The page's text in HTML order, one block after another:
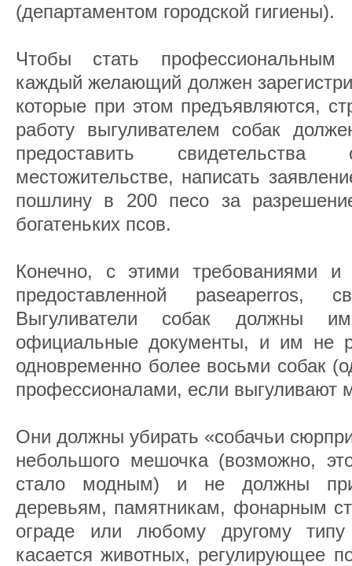
(департаментом городской гигиены).
Чтобы стать профессиональным
каждый желающий должен
которые при этом предъявляются,
работу выгуливателем собак
предоставить
местожительстве, написать
пошлину в 200 песо за
богатеньких псов.
Конечно, с этими требованиями и
предоставленной paseaperros,
Выгуливатели собак должны
официальные документы, и им не
одновременно более восьми собак
профессионалами, если выгуливают
Они должны убирать «собачьи
небольшого мешочка (возможно,
стало модным) и не должны
деревьям, памятникам, фонарным
ограде или любому другому
касается животных, регулирующее